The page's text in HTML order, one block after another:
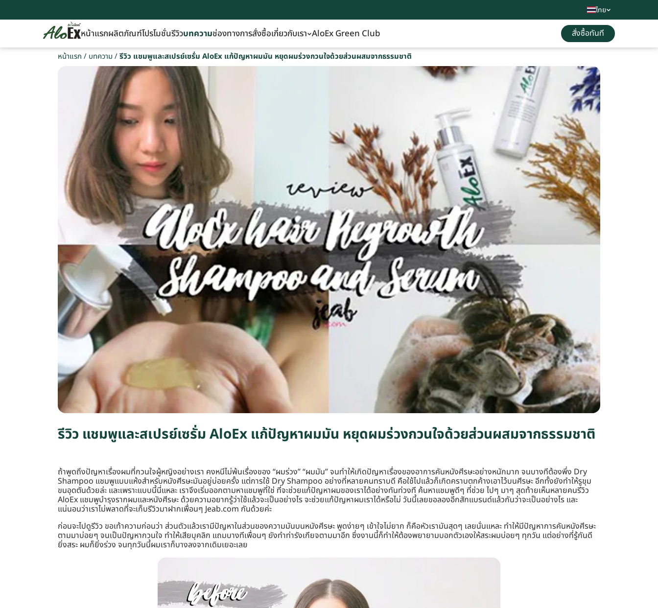
ไทย
หน้าแรกผลิตภัณฑ์โปรโมชั่นรีวิวบทความช่องทางการสั่งซื้อเกี่ยวกับเรา AloEx Green Club สั่งซื้อทันที
หน้าแรก / บทความ /รีวิว แชมพูและสเปรย์เซรั่ม AloEx แก้ปัญหาผมมัน หยุดผมร่วงกวนใจด้วยส่วนผสมจากธรรมชาติ
รีวิว แชมพูและสเปรย์เซรั่ม AloEx แก้ปัญหาผมมัน หยุดผมร่วงกวนใจด้วยส่วนผสมจากธรรมชาติ
ถ้าพูดถึงปัญหาเรื่องผมที่กวนใจผู้หญิงอย่างเรา คงหนีไม่พ้นเรื่องของ “ผมร่วง” “ผมมัน” จนทำให้เกิดปัญหาเรื่องของอาการคันหนังศีรษะอย่างหนักมาก จนบางทีต้องพึ่ง Dry
Shampoo แชมพูแบบแห้งสำหรับหนังศีรษะมันอยู่บ่อยครั้ง แต่การใช้ Dry Shampoo อย่างที่หลายคนทราบดี คือใช้ไปแล้วก็เกิดคราบตกค้างเอาไว้บนศีรษะ อีกทั้งยังทำให้รูขุม
ขนอุดตันด้วยล่ะ และเพราะแบบนี้นี่แหละ เราจึงเริ่มออกตามหาแชมพูที่ใช่ ที่จะช่วยแก้ปัญหาผมของเราได้อย่างทันท่วงที ค้นหาแชมพูดีๆ ที่ช่วย ไปๆ มาๆ สุดท้ายเห็นหลายคนรีวิว
AloEx แชมพูบำรุงรากผมและหนังศีรษะ ด้วยความอยากรู้ว่าใช้แล้วจะเป็นอย่างไร จะช่วยแก้ปัญหาผมเราได้หรือไม่ วันนี้เลยขอลองอีกสักแบรนด์แล้วกันว่าจะเป็นอย่างไร และ
แน่นอนว่าเราไม่พลาดที่จะเก็บรีวิวมาฝากเพื่อนๆ Jeab.com กันด้วยค่ะ
ก่อนจะไปดูรีวิว ขอเท้าความก่อนว่า ส่วนตัวแล้วเรามีปัญหาในส่วนของความมันบนหนังศีรษะ พูดง่ายๆ เข้าใจไม่ยาก ก็คือหัวเรามันสุดๆ เลยนั่นแหละ ทำให้มีปัญหาการคันหนังศีรษะ
ตามมาบ่อยๆ จนเป็นปัญหากวนใจ ทำให้เสียบุคลิก แถมบางทีเพื่อนๆ ยังทำท่ารังเกียจตามมาอีก ซึ่งงานนี้ก็ทำให้ต้องพยายามบอกตัวเองให้สระผมบ่อยๆ ทุกวัน แต่อย่างที่รู้กันดี
ยิ่งสระ ผมก็ยิ่งร่วง จนทุกวันนี้ผมเราก็บางลงจากเดิมเยอะเลย